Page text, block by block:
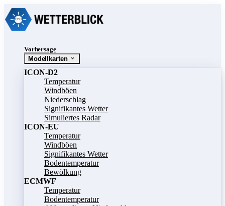
Vorhersage
Modellkarten
ICON-D2
Temperatur
Windböen
Niederschlag
Signifikantes Wetter
Simuliertes Radar
ICON-EU
Temperatur
Windböen
Signifikantes Wetter
Bodentemperatur
Bewölkung
ECMWF
Temperatur
Bodentemperatur